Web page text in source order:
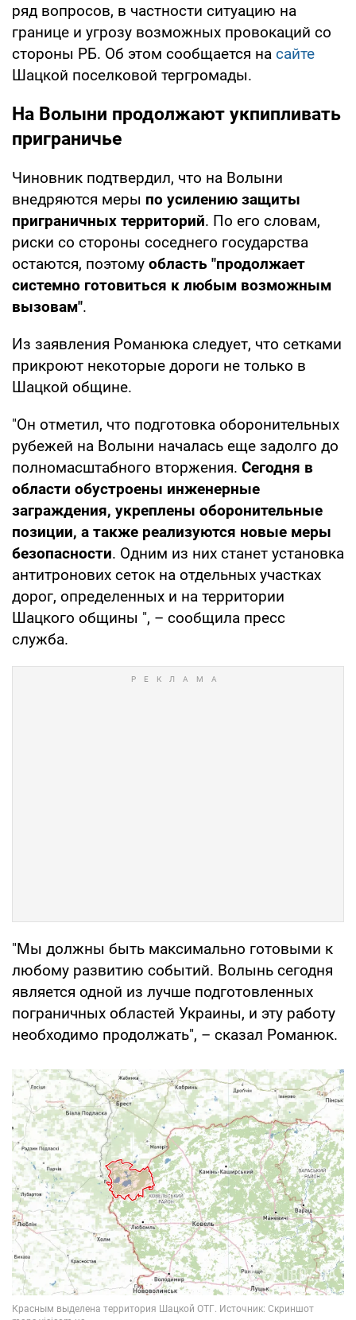
ряд вопросов, в частности ситуацию на
границе и угрозу возможных провокаций со
стороны РБ. Об этом сообщается на сайте
Шацкой поселковой тергромады.
На Волыни продолжают укпипливать
приграничье
Чиновник подтвердил, что на Волыни
внедряются меры по усилению защиты
приграничных территорий. По его словам,
риски со стороны соседнего государства
остаются, поэтому область "продолжает
системно готовиться к любым возможным
вызовам".
Из заявления Романюка следует, что сетками
прикроют некоторые дороги не только в
Шацкой общине.
"Он отметил, что подготовка оборонительных
рубежей на Волыни началась еще задолго до
полномасштабного вторжения. Сегодня в
области обустроены инженерные
заграждения, укреплены оборонительные
позиции, а также реализуются новые меры
безопасности. Одним из них станет установка
антитронових сеток на отдельных участках
дорог, определенных и на территории
Шацкого общины ", – сообщила пресс
служба.
"Мы должны быть максимально готовыми к
любому развитию событий. Волынь сегодня
является одной из лучше подготовленных
пограничных областей Украины, и эту работу
необходимо продолжать", – сказал Романюк.